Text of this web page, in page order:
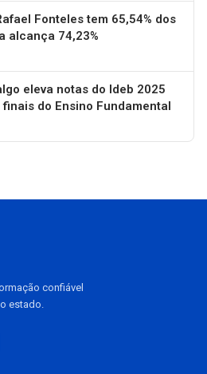
Fonteles tem 65,54% dos
alcança 74,23%
eleva notas do Ideb 2025
do Ensino Fundamental
confiável
estado.